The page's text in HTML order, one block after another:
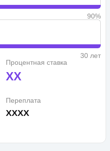
90%
30 лет
Процентная ставка
XX
Переплата
XXXX